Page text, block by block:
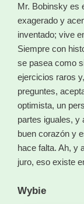
Mr. Bobinsky es
exagerado y
inventado; vive
Siempre con
se pasea como
ejercicios raros
preguntes,
optimista, un
partes iguales, y
buen corazón y
hace falta. Ah, y
juro, eso existe
Wybie